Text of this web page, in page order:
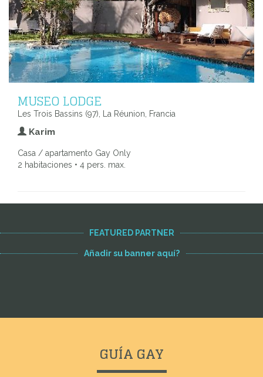
MUSEO LODGE
Les Trois Bassins (97), La Réunion, Francia
Karim
Casa / apartamento Gay Only
2 habitaciones • 4 pers. max.
FEATURED PARTNER
Añadir su banner aquí?
GUÍA GAY